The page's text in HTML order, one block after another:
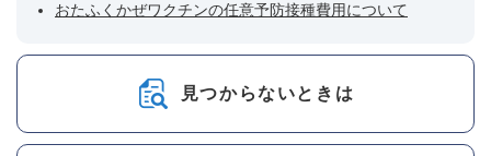
おたふくかぜワクチンの任意予防接種費用について
見つからないときは